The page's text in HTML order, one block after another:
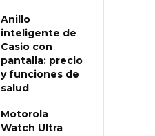
Anillo
inteligente de
Casio con
pantalla: precio
y funciones de
salud
Motorola
Watch Ultra